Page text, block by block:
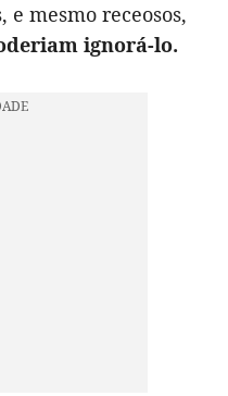
e mesmo receosos,
ignorá-lo.